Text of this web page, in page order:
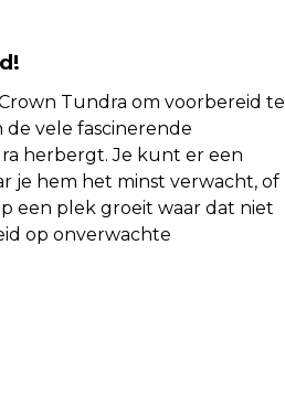
Tundra om voorbereid te
vele fascinerende
herbergt. Je kunt er een
je hem het minst verwacht, of
een plek groeit waar dat niet
op onverwachte